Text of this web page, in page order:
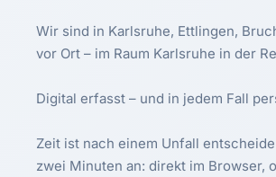
Wir sind in Karlsruhe, Ettlingen,
vor Ort – im Raum Karlsruhe in der
Digital erfasst – und in jedem Fall
Zeit ist nach einem Unfall
zwei Minuten an: direkt im Browser,